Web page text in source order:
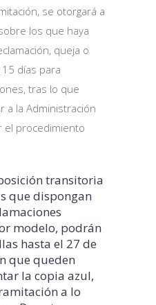
se otorgará a
los que haya
queja o
días para
tras lo que
a la Administración
el procedimiento
transitoria
que dispongan
modelo, podrán
hasta el 27 de
que queden
la copia azul,
a lo